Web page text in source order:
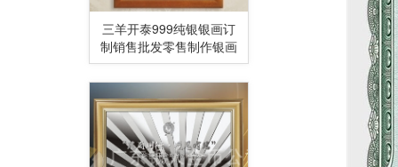
三羊开泰999纯银银画订
制销售批发零售制作银画